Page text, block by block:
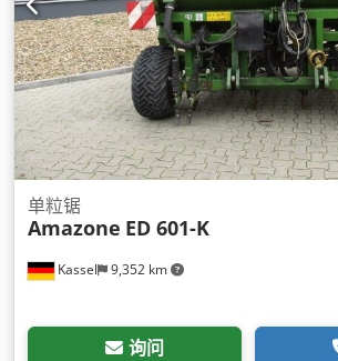
Kassel 9,352 km
单粒锯
Amazone ED 601-K
询问